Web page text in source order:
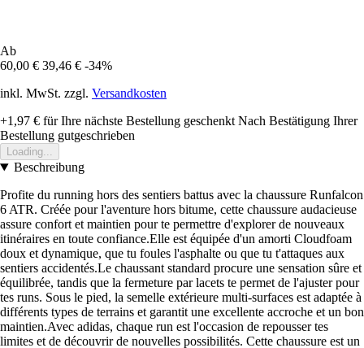
Ab
60,00 € 39,46 € -34%
inkl. MwSt. zzgl. Versandkosten
+1,97 € für Ihre nächste Bestellung geschenkt Nach Bestätigung Ihrer
Bestellung gutgeschrieben
Loading...
Beschreibung
Profite du running hors des sentiers battus avec la chaussure Runfalcon
6 ATR. Créée pour l'aventure hors bitume, cette chaussure audacieuse
assure confort et maintien pour te permettre d'explorer de nouveaux
itinéraires en toute confiance.Elle est équipée d'un amorti Cloudfoam
doux et dynamique, que tu foules l'asphalte ou que tu t'attaques aux
sentiers accidentés.Le chaussant standard procure une sensation sûre et
équilibrée, tandis que la fermeture par lacets te permet de l'ajuster pour
tes runs. Sous le pied, la semelle extérieure multi-surfaces est adaptée à
différents types de terrains et garantit une excellente accroche et un bon
maintien.Avec adidas, chaque run est l'occasion de repousser tes
limites et de découvrir de nouvelles possibilités. Cette chaussure est un